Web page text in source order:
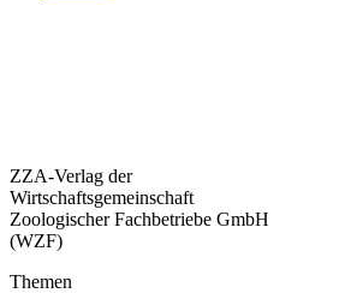
ZZA-Verlag der
Wirtschaftsgemeinschaft
Zoologischer Fachbetriebe GmbH
(WZF)
Themen